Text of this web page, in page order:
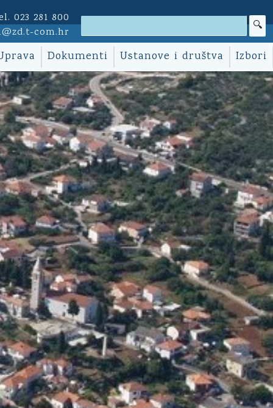
023 281 800
com.hr
Dokumenti Ustanove i društva Izbori